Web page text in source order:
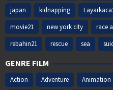
japan
kidnapping
movie21
new york city race
rebahin21
rescue sea
GENRE FILM
Action Adventure Animation